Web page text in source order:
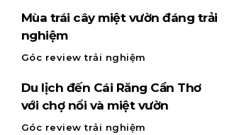
Mùa trái cây miệt vườn đáng trải
nghiệm
Góc review trải nghiệm
Du lịch đến Cái Răng Cần Thơ
với chợ nổi và miệt vườn
Góc review trải nghiệm